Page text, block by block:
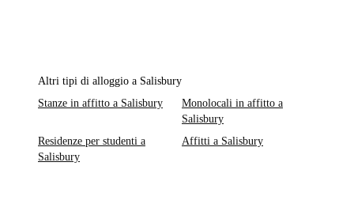
Altri tipi di alloggio a Salisbury
Stanze in affitto a Salisbury
Monolocali in affitto a
Salisbury
Residenze per studenti a
Salisbury
Affitti a Salisbury